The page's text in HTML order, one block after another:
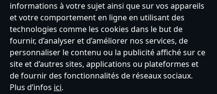
France
Service clients Conditions d’utilisation
Trouver un magasin
Plan du site
Règles de respect de la vie privée
Politique de cookies
Notice relative à la confidentialité
Conditions générales de vente
informations à votre sujet ainsi que sur vos appareils
et votre comportement en ligne en utilisant des
technologies comme les cookies dans le but de
fournir, d’analyser et d’améliorer nos services, de
personnaliser le contenu ou la publicité affiché sur ce
site et d’autres sites, applications ou plateformes et
de fournir des fonctionnalités de réseaux sociaux.
Plus d’infos ici.